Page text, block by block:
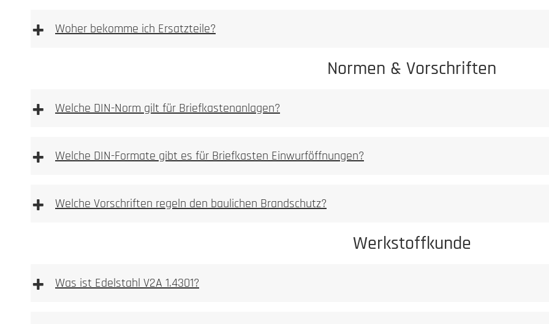
Bürstrichtung gereinigt werden.
+ Woher bekomme ich Ersatzteile?
Normen & Vorschriften
+ Welche DIN-Norm gilt für Briefkastenanlagen?
+ Welche DIN-Formate gibt es für Briefkasten Einwurföffnungen?
+ Welche Vorschriften regeln den baulichen Brandschutz?
Werkstoffkunde
+ Was ist Edelstahl V2A 1.4301?